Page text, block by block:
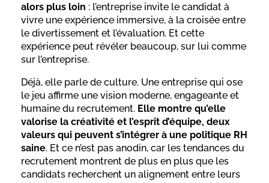
alors plus loin : l’entreprise invite le candidat à
vivre une expérience immersive, à la croisée entre
le divertissement et l’évaluation. Et cette
expérience peut révéler beaucoup, sur lui comme
sur l’entreprise.
Déjà, elle parle de culture. Une entreprise qui ose
le jeu affirme une vision moderne, engageante et
humaine du recrutement. Elle montre qu’elle
valorise la créativité et l’esprit d’équipe, deux
valeurs qui peuvent s’intégrer à une politique RH
saine. Et ce n’est pas anodin, car les tendances du
recrutement montrent de plus en plus que les
candidats recherchent un alignement entre leurs